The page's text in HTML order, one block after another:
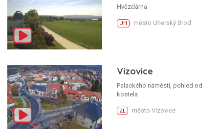
Hvězdárna
UH město Uherský Brod
Vizovice
Palackého náměstí, pohled od
kostela
ZL město Vizovice